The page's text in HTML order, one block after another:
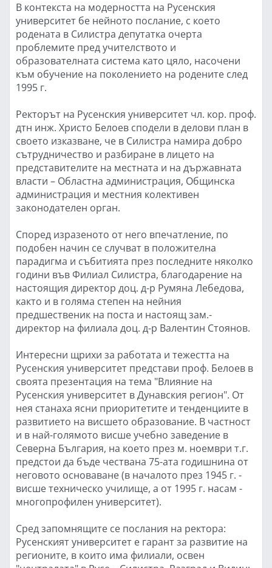
В контекста на модерността на Русенския
университет бе нейното послание, с което
родената в Силистра депутатка очерта
проблемите пред учителството и
образователната система като цяло, насочени
към обучение на поколението на родените след
1995 г.
Ректорът на Русенския университет чл. кор. проф.
дтн инж. Христо Белоев сподели в делови план в
своето изказване, че в Силистра намира добро
сътрудничество и разбиране в лицето на
представителите на местната и на държавната
власти – Областна администрация, Общинска
администрация и местния колективен
законодателен орган.
Според изразеното от него впечатление, по
подобен начин се случват в положителна
парадигма и събитията през последните няколко
години във Филиал Силистра, благодарение на
настоящия директор доц. д-р Румяна Лебедова,
както и в голяма степен на нейния
предшественик на поста и настоящ зам.-
директор на филиала доц. д-р Валентин Стоянов.
Интересни щрихи за работата и тежестта на
Русенския университет представи проф. Белоев в
своята презентация на тема "Влияние на
Русенския университет в Дунавския регион". От
нея станаха ясни приоритетите и тенденциите в
развитието на висшето образование. В частност
и в най-голямото висше учебно заведение в
Северна България, на което през м. ноември т.г.
предстои да бъде чествана 75-ата годишнина от
неговото основаване (в началото през 1945 г. -
висше техническо училище, а от 1995 г. насам -
многопрофилен университет).
Сред запомнящите се послания на ректора:
Русенският университет е гарант за развитие на
регионите, в които има филиали, освен